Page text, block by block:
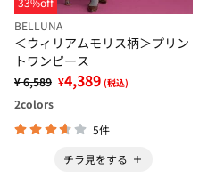
BELLUNA
＜ウィリアムモリス柄＞プリン
トワンピース
¥ 6,589 ¥4,389 (税込)
2colors
5件
チラ見をする